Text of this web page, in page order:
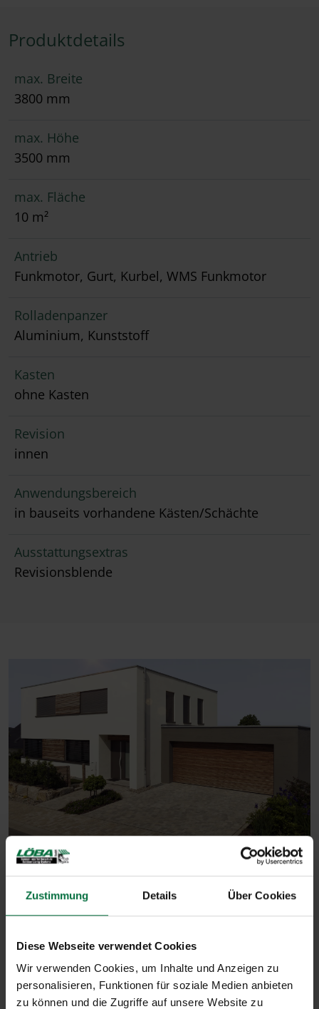
Zustimmung Details Über Cookies
Diese Webseite verwendet Cookies
Wir verwenden Cookies, um Inhalte und Anzeigen zu
personalisieren, Funktionen für soziale Medien anbieten
zu können und die Zugriffe auf unsere Website zu
Produktdetails
max. Breite
3800 mm
max. Höhe
3500 mm
max. Fläche
10 m²
Antrieb
Funkmotor, Gurt, Kurbel, WMS Funkmotor
Rolladenpanzer
Aluminium, Kunststoff
Kasten
ohne Kasten
Revision
innen
Anwendungsbereich
in bauseits vorhandene Kästen/Schächte
Ausstattungsextras
Revisionsblende
Rollläden bieten effektiven
Sonnenschutz und sorgen für mehr
Privatsphäre und ein angenehmes
Raumklima.